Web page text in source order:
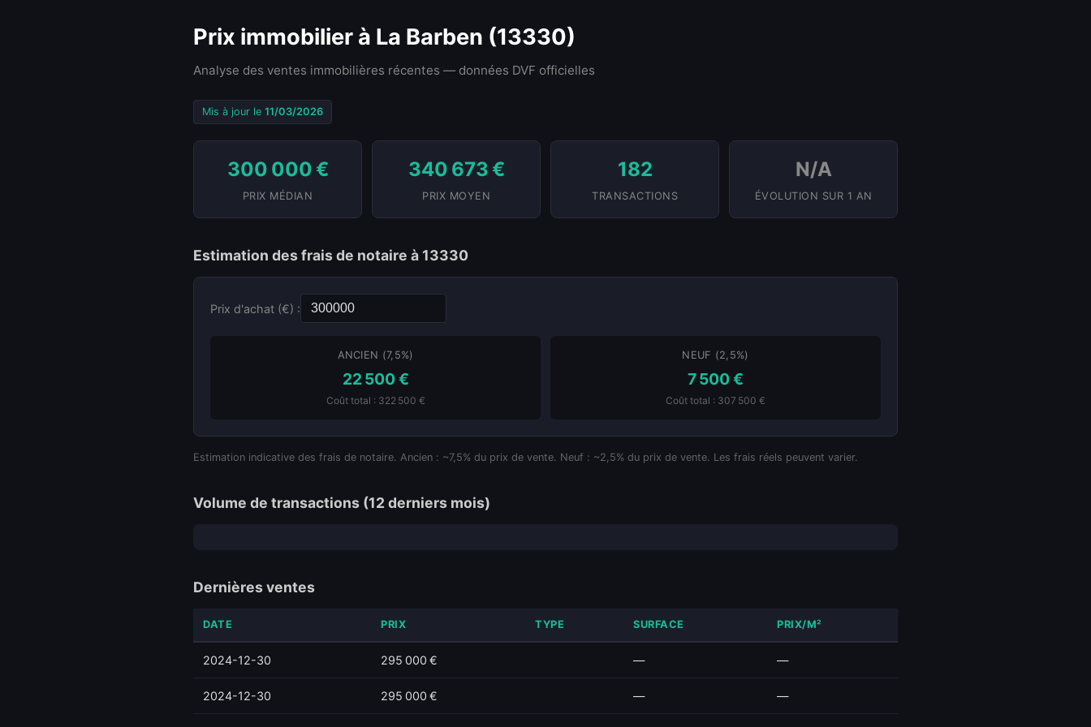
Prix immobilier à La Barben (13330)
Analyse des ventes immobilières récentes — données DVF officielles
Mis à jour le 11/03/2026
300 000 €
PRIX MÉDIAN
340 673 €
PRIX MOYEN
182
TRANSACTIONS
N/A
ÉVOLUTION SUR 1 AN
Estimation des frais de notaire à 13330
Prix d'achat (€) :
ANCIEN (7,5%)
22 500 €
Coût total : 322 500 €
NEUF (2,5%)
7 500 €
Coût total : 307 500 €
Estimation indicative des frais de notaire. Ancien : ~7,5% du prix de vente. Neuf : ~2,5% du prix de vente. Les frais réels peuvent varier.
Volume de transactions (12 derniers mois)
Dernières ventes
DATE PRIX TYPE SURFACE PRIX/M²
2024-12-30 295 000 € — —
2024-12-30 295 000 € — —